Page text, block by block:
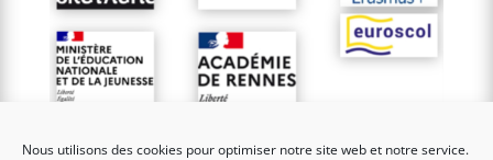
Nous utilisons des cookies pour optimiser notre site web et notre service.